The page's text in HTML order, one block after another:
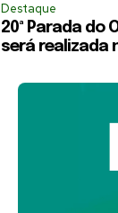
Destaque
20ª Parada do
será realizada